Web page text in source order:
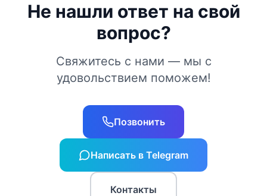
Не нашли ответ на свой
вопрос?
Свяжитесь с нами — мы с
удовольствием поможем!
Позвонить
Написать в Telegram
Контакты